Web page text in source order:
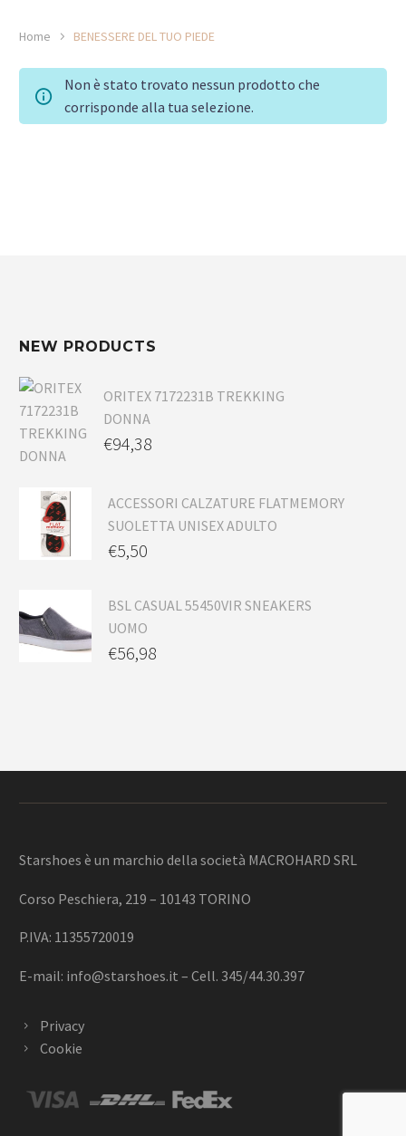
Home BENESSERE DEL TUO PIEDE
Non è stato trovato nessun prodotto che
corrisponde alla tua selezione.
NEW PRODUCTS
ORITEX 7172231B TREKKING
DONNA
€94,38
ACCESSORI CALZATURE FLATMEMORY
SUOLETTA UNISEX ADULTO
€5,50
BSL CASUAL 55450VIR SNEAKERS
UOMO
€56,98
Starshoes è un marchio della società MACROHARD SRL
Corso Peschiera, 219 – 10143 TORINO
P.IVA: 11355720019
E-mail: info@starshoes.it – Cell. 345/44.30.397
Privacy
Cookie